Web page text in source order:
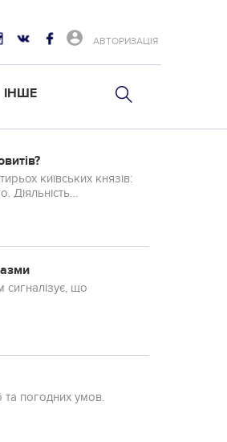
АВТОРИЗАЦІЯ
ІНШЕ
київських князів:
Діяльність
що
та погодних умов.